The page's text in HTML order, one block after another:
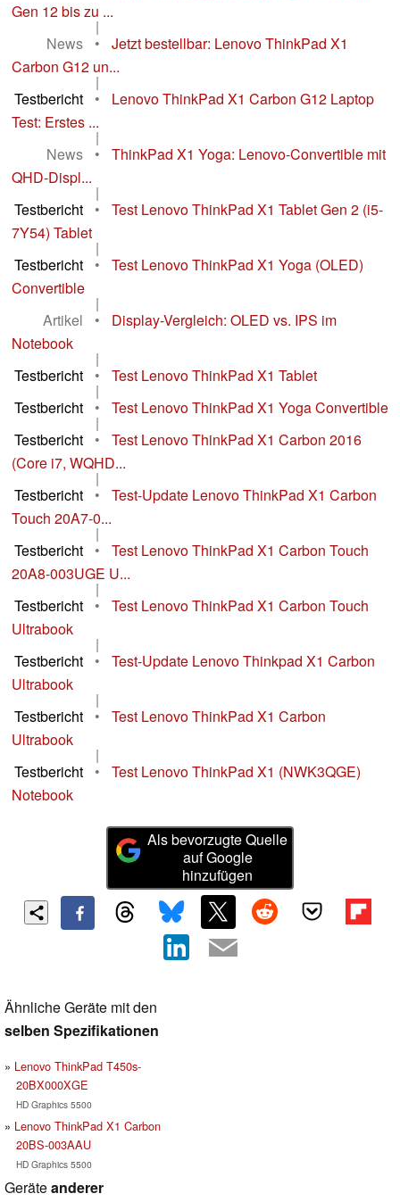
Gen 12 bis zu ...
|
News
•
Jetzt bestellbar: Lenovo ThinkPad X1
Carbon G12 un...
|
Testbericht
•
Lenovo ThinkPad X1 Carbon G12 Laptop
Test: Erstes ...
|
News
•
ThinkPad X1 Yoga: Lenovo-Convertible mit
QHD-Displ...
|
Testbericht
•
Test Lenovo ThinkPad X1 Tablet Gen 2 (i5-
7Y54) Tablet
|
Testbericht
•
Test Lenovo ThinkPad X1 Yoga (OLED)
Convertible
|
Artikel
•
Display-Vergleich: OLED vs. IPS im
Notebook
|
Testbericht
• Test Lenovo ThinkPad X1 Tablet
|
Testbericht
• Test Lenovo ThinkPad X1 Yoga Convertible
|
Testbericht
•
Test Lenovo ThinkPad X1 Carbon 2016
(Core i7, WQHD...
|
Testbericht
•
Test-Update Lenovo ThinkPad X1 Carbon
Touch 20A7-0...
|
Testbericht
•
Test Lenovo ThinkPad X1 Carbon Touch
20A8-003UGE U...
|
Testbericht
•
Test Lenovo ThinkPad X1 Carbon Touch
Ultrabook
|
Testbericht
•
Test-Update Lenovo Thinkpad X1 Carbon
Ultrabook
|
Testbericht
•
Test Lenovo ThinkPad X1 Carbon
Ultrabook
|
Testbericht
•
Test Lenovo ThinkPad X1 (NWK3QGE)
Notebook
Als bevorzugte Quelle
auf Google
hinzufügen
Ähnliche Geräte mit den
selben Spezifikationen
Lenovo ThinkPad T450s-
20BX000XGE
HD Graphics 5500
Lenovo ThinkPad X1 Carbon
20BS-003AAU
HD Graphics 5500
Geräteanderer